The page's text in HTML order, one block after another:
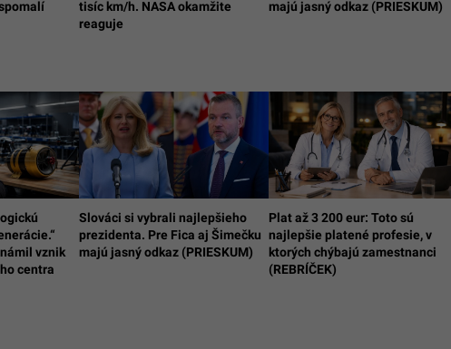
tisíc km/h. NASA okamžite
reaguje
majú jasný odkaz (PRIESKUM)
vznik
centra
Slováci si vybrali najlepšieho
prezidenta. Pre Fica aj Šimečku
majú jasný odkaz (PRIESKUM)
Plat až 3 200 eur: Toto sú
najlepšie platené profesie, v
ktorých chýbajú zamestnanci
(REBRÍČEK)